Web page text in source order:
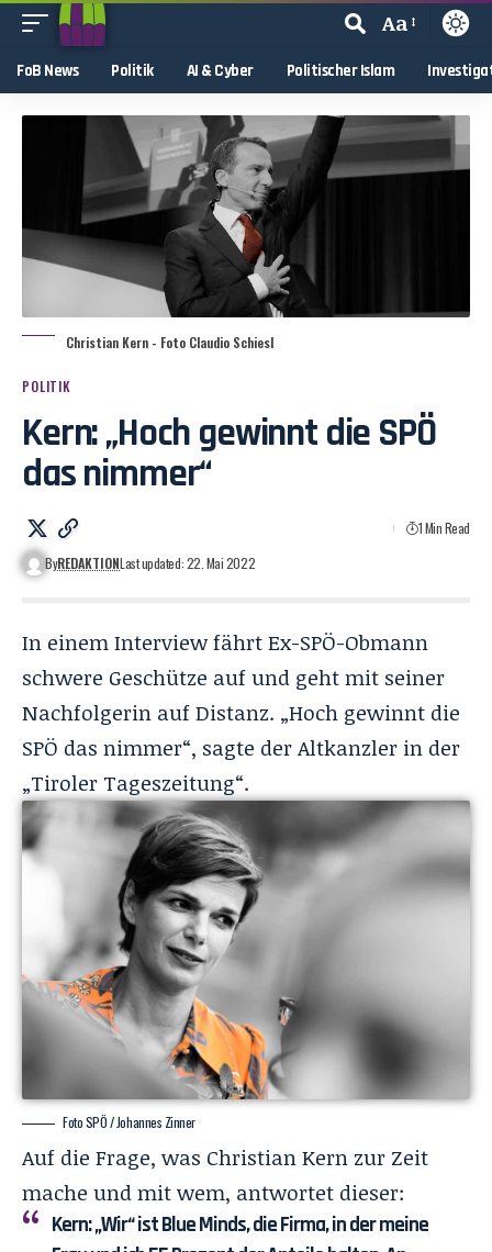
Aa
FoB News Politik AI & Cyber Politischer Islam
Christian Kern - Foto Claudio Schiesl
POLITIK
Kern: „Hoch gewinnt die SPÖ
das nimmer“
ByREDAKTIONLast updated: 22. Mai 2022
1 Min Read
In einem Interview fährt Ex-SPÖ-Obmann
schwere Geschütze auf und geht mit seiner
Nachfolgerin auf Distanz. „Hoch gewinnt die
SPÖ das nimmer“, sagte der Altkanzler in der
„Tiroler Tageszeitung“.
Foto SPÖ / Johannes Zinner
Auf die Frage, was Christian Kern zur Zeit
mache und mit wem, antwortet dieser:
Kern:„Wir“ istBlue Minds, die Firma, in der meine